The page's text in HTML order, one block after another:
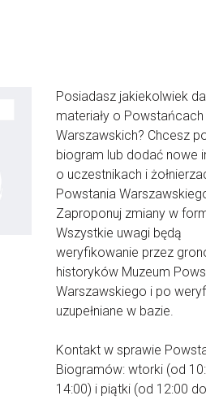
Posiadasz jakiekolwiek
materiały o Powstańcach
Warszawskich? Chcesz
biogram lub dodać nowe
o uczestnikach i
Powstania
Zaproponuj zmiany w
Wszystkie uwagi będą
weryfikowanie przez
historyków Muzeum
Warszawskiego i po
uzupełniane w bazie.
Kontakt w sprawie
Biogramów: wtorki (od
14:00) i piątki (od 12:00